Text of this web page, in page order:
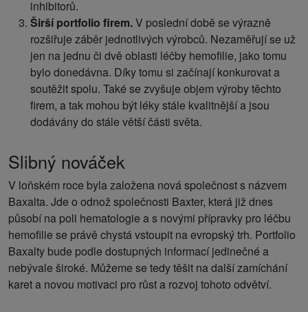
inhibitorů.
Širší portfolio firem.V poslední době se výrazně
rozšiřuje záběr jednotlivých výrobců. Nezaměřují se už
jen na jednu či dvě oblasti léčby hemofilie, jako tomu
bylo donedávna. Díky tomu si začínají konkurovat a
soutěžit spolu. Také se zvyšuje objem výroby těchto
firem, a tak mohou být léky stále kvalitnější a jsou
dodávány do stále větší části světa.
Slibný nováček
V loňském roce byla založena nová společnost s názvem
Baxalta. Jde o odnož společnosti Baxter, která již dnes
působí na poli hematologie a s novými přípravky pro léčbu
hemofilie se právě chystá vstoupit na evropský trh. Portfolio
Baxalty bude podle dostupných informací jedinečné a
nebývale široké. Můžeme se tedy těšit na další zamíchání
karet a novou motivaci pro růst a rozvoj tohoto odvětví.